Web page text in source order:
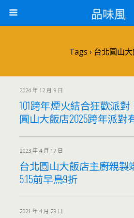
品味風
Tags › 台北圓山
2024 年 12 月 9 日
101跨年煙火結合狂歡派
圓山大飯店2025跨年派對
2023 年 4 月 17 日
台北圓山大飯店主廚親製
5.15前早鳥9折
2021 年 4 月 29 日